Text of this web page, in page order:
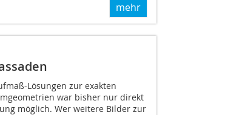
mehr
Lösungen zur exakten
war bisher nur direkt
möglich. Wer weitere Bilder zur